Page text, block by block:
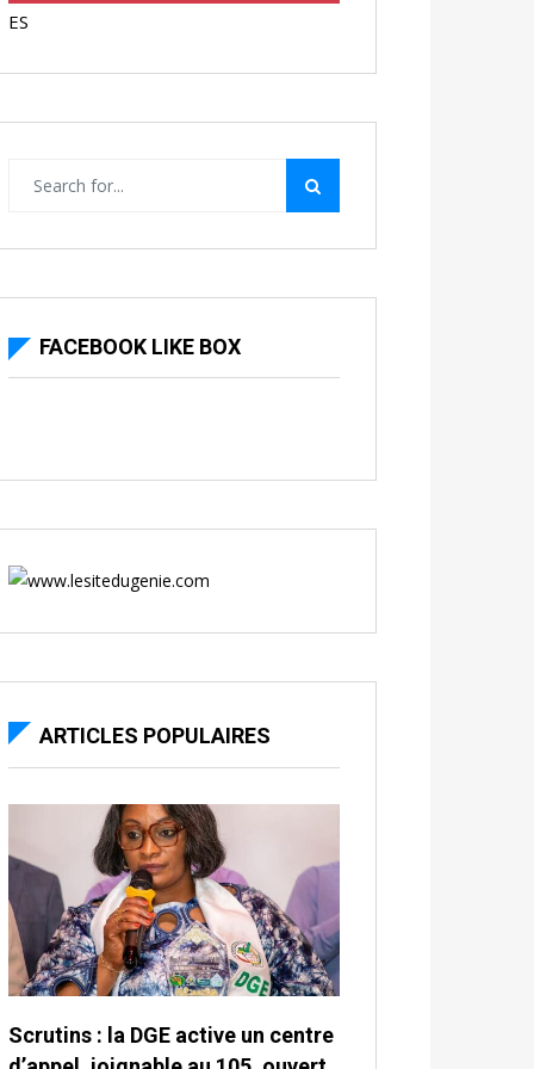
ES
FACEBOOK LIKE BOX
ARTICLES POPULAIRES
Scrutins : la DGE active un centre